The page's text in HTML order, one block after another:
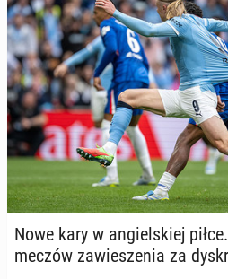
Nowe kary w an­giel­skiej
meczów za­wie­sze­nia za